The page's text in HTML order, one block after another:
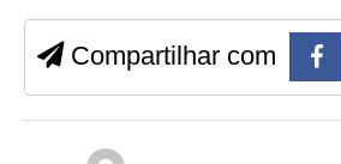
b
o
o
d
o
n
Compartilhar com